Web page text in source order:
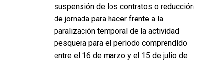
suspensión de los contratos o reducción
de jornada para hacer frente a la
paralización temporal de la actividad
pesquera para el periodo comprendido
entre el 16 de marzo y el 15 de julio de